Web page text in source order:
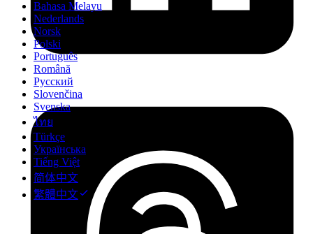
Bahasa Melayu
Nederlands
Norsk
Polski
Português
Română
Русский
Slovenčina
Svenska
ไทย
Türkçe
Українська
Tiếng Việt
简体中文
繁體中文